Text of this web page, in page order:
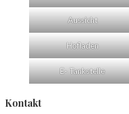
Aussicht
Hofladen
E- Tankstelle
Kontakt